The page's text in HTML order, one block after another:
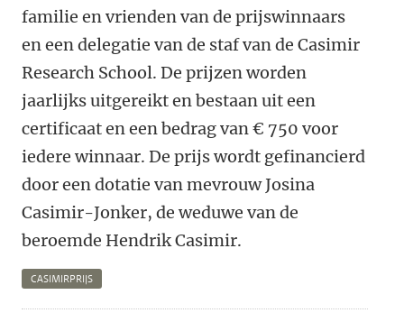
familie en vrienden van de prijswinnaars
en een delegatie van de staf van de Casimir
Research School. De prijzen worden
jaarlijks uitgereikt en bestaan uit een
certificaat en een bedrag van € 750 voor
iedere winnaar. De prijs wordt gefinancierd
door een dotatie van mevrouw Josina
Casimir-Jonker, de weduwe van de
beroemde Hendrik Casimir.
CASIMIRPRIJS